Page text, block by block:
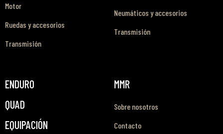
Motor
Ruedas y accesorios
Transmisión
Neumáticos y accesorios
Transmisión
ENDURO
QUAD
EQUIPACIÓN
MMR
Sobre nosotros
Contacto